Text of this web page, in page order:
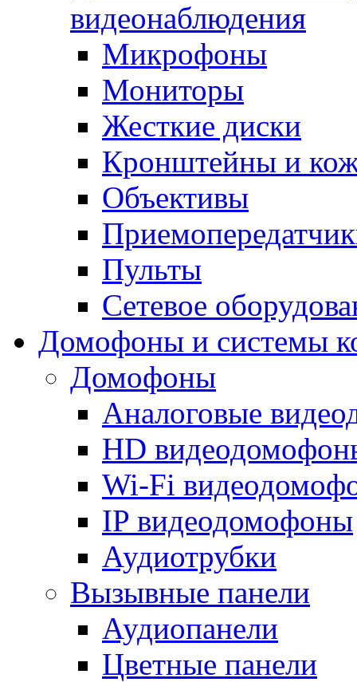
видеонаблюдения
Микрофоны
Мониторы
Жесткие диски
Кронштейны и
Объективы
Пульты
Сетевое
Домофоны и системы
Домофоны
Аналоговые
HD
Wi-Fi
IP видеодомофоны
Аудиотрубки
Вызывные панели
Аудиопанели
Цветные панели